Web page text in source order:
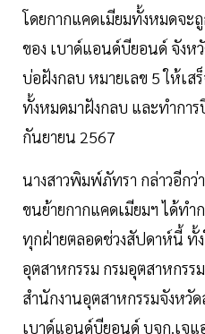
โดยกากแคดเมียมทั้งหมดจะ
ของ เบาด์แอนด์บียอนด์ จังห
บ่อฝังกลบ หมายเลข 5 ให้เส
ทั้งหมดมาฝังกลบ และทำกา
กันยายน 2567
นางสาวพิมพ์ภัทรา กล่าวอีกว่
ขนย้ายกากแคดเมียมฯ ได้ทำ
ทุกฝ่ายตลอดช่วงสัปดาห์นี้ ทั้ง
อุตสาหกรรม กรมอุตสาหกร
สำนักงานอุตสาหกรรมจังหวั
เบาด์แอนด์บียอนด์ บจก.เจ